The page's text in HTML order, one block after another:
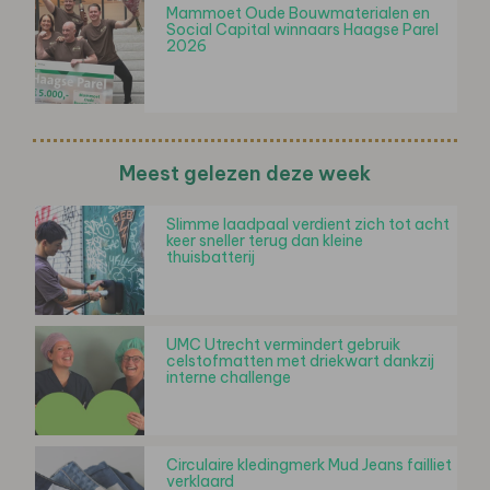
Mammoet Oude Bouwmaterialen en
Social Capital winnaars Haagse Parel
2026
Meest gelezen deze week
Slimme laadpaal verdient zich tot acht
keer sneller terug dan kleine
thuisbatterij
UMC Utrecht vermindert gebruik
celstofmatten met driekwart dankzij
interne challenge
Circulaire kledingmerk Mud Jeans failliet
verklaard